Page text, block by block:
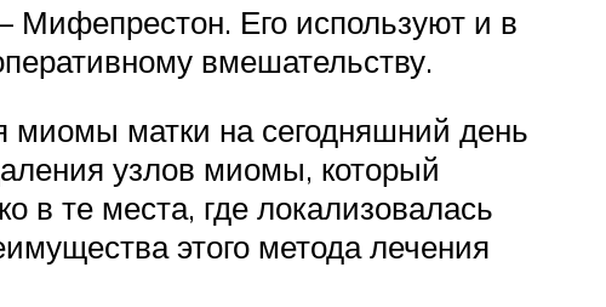
Мифепрестон. Его используют и в
вмешательству.
матки на сегодняшний день
узлов миомы, который
в те места, где локализовалась
этого метода лечения